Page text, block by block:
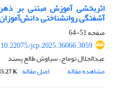
اثربخشی آموزش مبتنی بر
آشفتگی روانشناختی
صفحه51-64
10.22075/jcp.2025.36066.3059
عبدالجلال توماج، سیاوش طالع پسند
مشاهده مقاله
اصل مقاله K